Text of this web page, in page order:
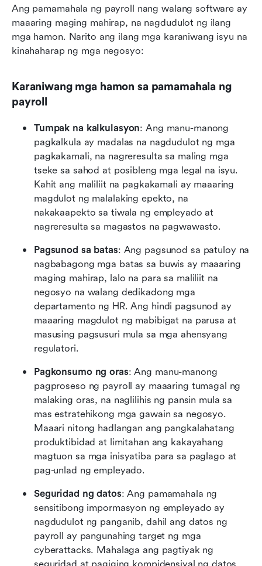
Ang pamamahala ng payroll nang walang software ay
maaaring maging mahirap, na nagdudulot ng ilang
mga hamon. Narito ang ilang mga karaniwang isyu na
kinahaharap ng mga negosyo:
Karaniwang mga hamon sa pamamahala ng
payroll
Tumpak na kalkulasyon: Ang manu-manong
pagkalkula ay madalas na nagdudulot ng mga
pagkakamali, na nagreresulta sa maling mga
tseke sa sahod at posibleng mga legal na isyu.
Kahit ang maliliit na pagkakamali ay maaaring
magdulot ng malalaking epekto, na
nakakaapekto sa tiwala ng empleyado at
nagreresulta sa magastos na pagwawasto.
Pagsunod sa batas: Ang pagsunod sa patuloy na
nagbabagong mga batas sa buwis ay maaaring
maging mahirap, lalo na para sa maliliit na
negosyo na walang dedikadong mga
departamento ng HR. Ang hindi pagsunod ay
maaaring magdulot ng mabibigat na parusa at
masusing pagsusuri mula sa mga ahensyang
regulatori.
Pagkonsumo ng oras: Ang manu-manong
pagproseso ng payroll ay maaaring tumagal ng
malaking oras, na naglilihis ng pansin mula sa
mas estratehikong mga gawain sa negosyo.
Maaari nitong hadlangan ang pangkalahatang
produktibidad at limitahan ang kakayahang
magtuon sa mga inisyatiba para sa paglago at
pag-unlad ng empleyado.
Seguridad ng datos: Ang pamamahala ng
sensitibong impormasyon ng empleyado ay
nagdudulot ng panganib, dahil ang datos ng
payroll ay pangunahing target ng mga
cyberattacks. Mahalaga ang pagtiyak ng
seguridad at pagiging kompidensiyal ng datos